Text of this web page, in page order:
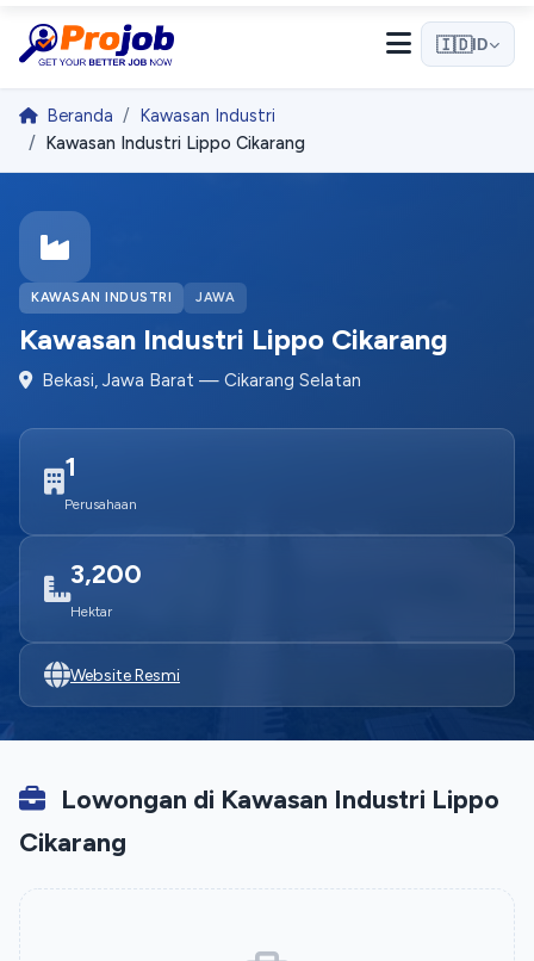
🇮🇩ID
Beranda
Kawasan Industri
Kawasan Industri Lippo Cikarang
KAWASAN INDUSTRI JAWA
Kawasan Industri Lippo Cikarang
Bekasi, Jawa Barat — Cikarang Selatan
1
Perusahaan
3,200
Hektar
Website Resmi
Lowongan di Kawasan Industri Lippo
Cikarang
Halo! 👋
Selamat datang di Projob. Tanyakan apa saja! 🎉
Bagaimana cara melamar kerja?
Apa itu Pro Match?
Mulai Percakapan
Kami membalas dengan cepat